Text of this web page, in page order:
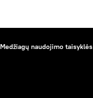
Medžiagų naudojimo taisyklės